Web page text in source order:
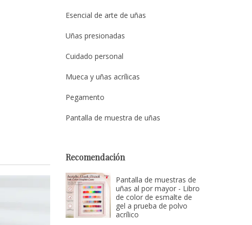
Esencial de arte de uñas
Uñas presionadas
Cuidado personal
Mueca y uñas acrílicas
Pegamento
Pantalla de muestra de uñas
Recomendación
Pantalla de muestras de
uñas al por mayor - Libro
de color de esmalte de
gel a prueba de polvo
acrílico